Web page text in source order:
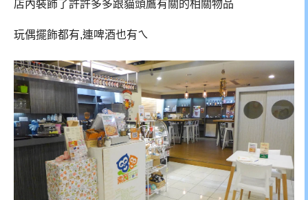
店內裝飾了許許多多跟貓頭鷹有關的相關物品
玩偶擺飾都有,連啤酒也有ㄟ